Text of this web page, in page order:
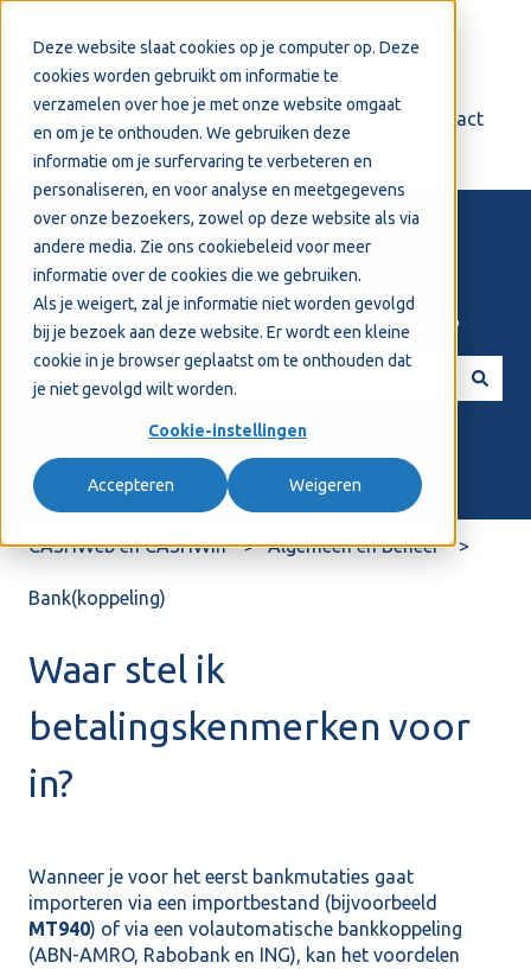
Deze website slaat cookies op je computer op. Deze
cookies worden gebruikt om informatie te
verzamelen over hoe je met onze website omgaat
en om je te onthouden. We gebruiken deze
informatie om je surfervaring te verbeteren en
personaliseren, en voor analyse en meetgegevens
over onze bezoekers, zowel op deze website als via
andere media. Zie ons cookiebeleid voor meer
informatie over de cookies die we gebruiken.
Als je weigert, zal je informatie niet worden gevolgd
bij je bezoek aan deze website. Er wordt een kleine
cookie in je browser geplaatst om te onthouden dat
je niet gevolgd wilt worden.
Cookie-instellingen
Accepteren Weigeren
Support Contact
Welkom! Hoe kunnen we je helpen?
CASHWeb en CASHWin Algemeen en Beheer
Bank(koppeling)
Waar stel ik
betalingskenmerken voor
in?
Wanneer je voor het eerst bankmutaties gaat
importeren via een importbestand (bijvoorbeeld
MT940) of via een volautomatische bankkoppeling
(ABN-AMRO, Rabobank en ING), kan het voordelen